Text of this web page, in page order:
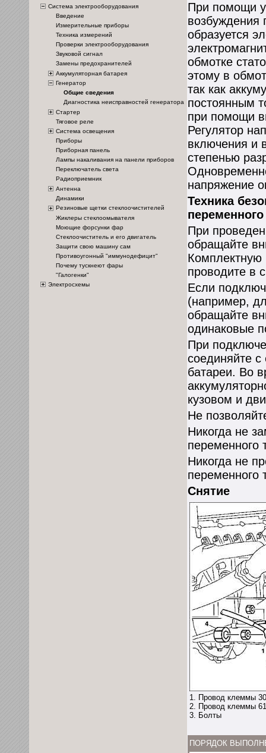
Система электрооборудования
Введение
Измерительные приборы
Техника измерений
Проверки электрооборудования
Звуковой сигнал
Замены предохранителей
Аккумуляторная батарея
Генератор
Общие сведения
Диагностика неисправностей генератора
Стартер
Тяговое реле
Система освещения
Приборы
Приборная панель
Лампы накаливания на панели приборов
Переключатель света
Радиоприемник
Антенна
Динамики
Резиновые щетки стеклоочистителей
Жиклеры стеклоомывателя
Моющие форсунки фар
Стеклоочиститель и его двигатель
Защити свою машину сам
Противоугонный "иммунодефицит"
Почему тускнеют фары
"Галогенки"
Электросхемы
При помощи
возбуждения
образуется
обмотке
этому в
так как
постоянным
при помощи
Регулятор
включения и
степенью
напряжение
Техника
переменного
При
обращайте
Комплектную
проводите в
Если
(например,
обращайте
одинаковые
При
соединяйте
батареи. Во
кузовом и
Не
Никогда не
переменного
Никогда не
переменного
Снятие
1. Провод клеммы
2. Провод клеммы
3. Болты
ПОРЯДОК